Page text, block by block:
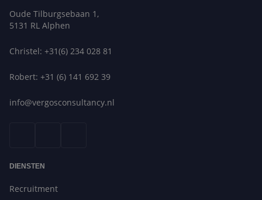
Oude Tilburgsebaan 1,
5131 RL Alphen
Christel: +31(6) 234 028 81
Robert: +31 (6) 141 692 39
info@vergosconsultancy.nl
DIENSTEN
Recruitment